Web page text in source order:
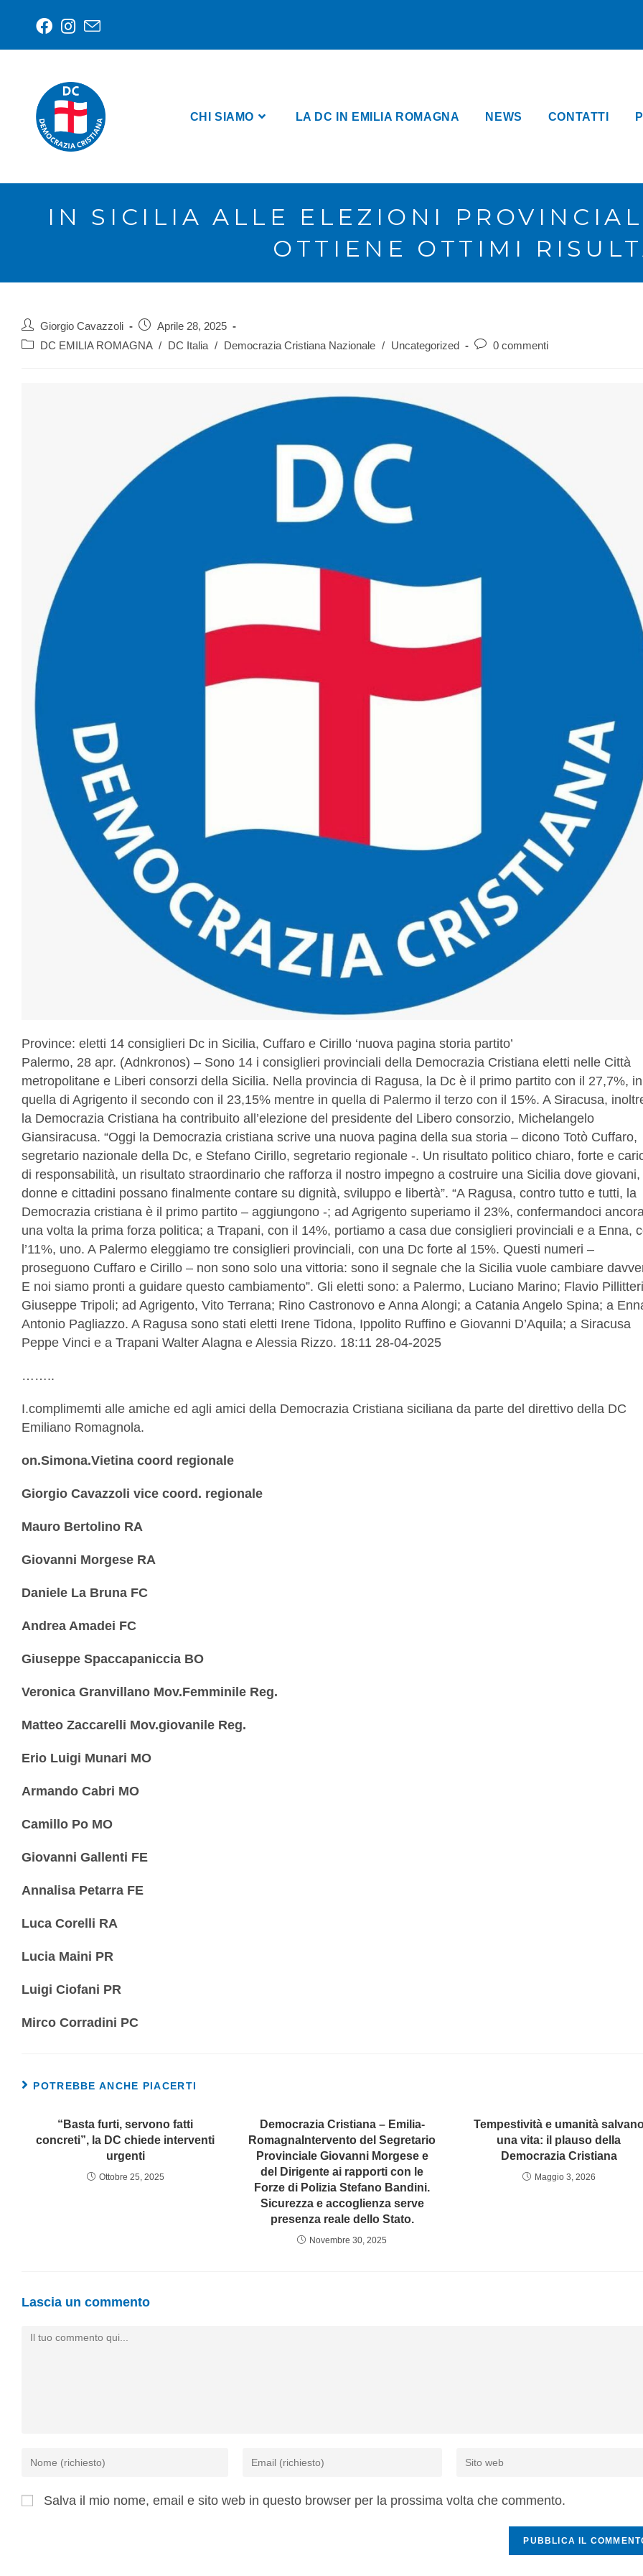
CHI SIAMO LA DC IN EMILIA ROMAGNA NEWS CONTATTI
IN SICILIA ALLE ELEZIONI
OTTIENE OTTIMI
Giorgio Cavazzoli
Aprile 28, 2025
DC EMILIA ROMAGNA / DC Italia / Democrazia Cristiana Nazionale / Uncategorized 0 commenti
Province: eletti 14 consiglieri Dc in Sicilia, Cuffaro e Cirillo ‘nuova pagina storia partito’
Palermo, 28 apr. (Adnkronos) – Sono 14 i consiglieri provinciali della Democrazia Cristiana eletti nelle Città
metropolitane e Liberi consorzi della Sicilia. Nella provincia di Ragusa, la Dc è il primo partito con il 27,7%, in
quella di Agrigento il secondo con il 23,15% mentre in quella di Palermo il terzo con il 15%. A Siracusa,
la Democrazia Cristiana ha contribuito all’elezione del presidente del Libero consorzio, Michelangelo
Giansiracusa. “Oggi la Democrazia cristiana scrive una nuova pagina della sua storia – dicono Totò Cuffaro,
segretario nazionale della Dc, e Stefano Cirillo, segretario regionale -. Un risultato politico chiaro, forte e
di responsabilità, un risultato straordinario che rafforza il nostro impegno a costruire una Sicilia dove giovani,
donne e cittadini possano finalmente contare su dignità, sviluppo e libertà”. “A Ragusa, contro tutto e tutti, la
Democrazia cristiana è il primo partito – aggiungono -; ad Agrigento superiamo il 23%, confermandoci
una volta la prima forza politica; a Trapani, con il 14%, portiamo a casa due consiglieri provinciali e a Enna,
l’11%, uno. A Palermo eleggiamo tre consiglieri provinciali, con una Dc forte al 15%. Questi numeri –
proseguono Cuffaro e Cirillo – non sono solo una vittoria: sono il segnale che la Sicilia vuole cambiare
E noi siamo pronti a guidare questo cambiamento”. Gli eletti sono: a Palermo, Luciano Marino; Flavio
Giuseppe Tripoli; ad Agrigento, Vito Terrana; Rino Castronovo e Anna Alongi; a Catania Angelo Spina; a
Antonio Pagliazzo. A Ragusa sono stati eletti Irene Tidona, Ippolito Ruffino e Giovanni D’Aquila; a Siracusa
Peppe Vinci e a Trapani Walter Alagna e Alessia Rizzo. 18:11 28-04-2025
……..
I.complimemti alle amiche ed agli amici della Democrazia Cristiana siciliana da parte del direttivo della DC
Emiliano Romagnola.
on.Simona.Vietina coord regionale
Giorgio Cavazzoli vice coord. regionale
Mauro Bertolino RA
Giovanni Morgese RA
Daniele La Bruna FC
Andrea Amadei FC
Giuseppe Spaccapaniccia BO
Veronica Granvillano Mov.Femminile Reg.
Matteo Zaccarelli Mov.giovanile Reg.
Erio Luigi Munari MO
Armando Cabri MO
Camillo Po MO
Giovanni Gallenti FE
Annalisa Petarra FE
Luca Corelli RA
Lucia Maini PR
Luigi Ciofani PR
Mirco Corradini PC
POTREBBE ANCHE PIACERTI
“Basta furti, servono fatti
concreti”, la DC chiede interventi
urgenti
Ottobre 25, 2025
Democrazia Cristiana – Emilia-
RomagnaIntervento del Segretario
Provinciale Giovanni Morgese e
del Dirigente ai rapporti con le
Forze di Polizia Stefano Bandini.
Sicurezza e accoglienza serve
presenza reale dello Stato.
Novembre 30, 2025
Tempestività e umanità
una vita: il plauso della
Democrazia Cristiana
Maggio 3, 2026
Lascia un commento
Salva il mio nome, email e sito web in questo browser per la prossima volta che commento.